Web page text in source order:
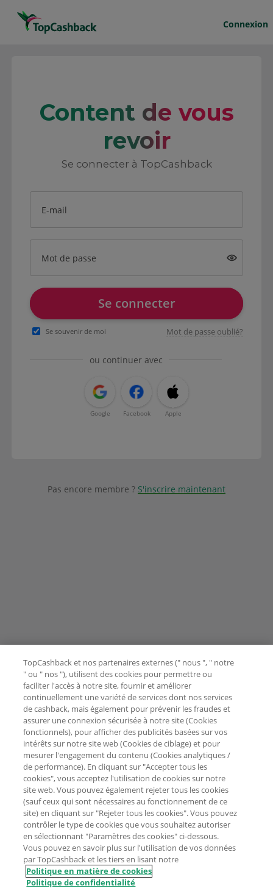
Connexion
Content de vous
revoir
Se connecter à TopCashback
E-mail
Mot de passe
Se connecter
Se souvenir de moi Mot de passe oublié?
ou continuer avec
Google Facebook Apple
Pas encore membre ? S'inscrire maintenant
TopCashback et nos partenaires externes (" nous ", " notre
" ou " nos "), utilisent des cookies pour permettre ou
faciliter l'accès à notre site, fournir et améliorer
continuellement une variété de services dont nos services
de cashback, mais également pour prévenir les fraudes et
assurer une connexion sécurisée à notre site (Cookies
fonctionnels), pour afficher des publicités basées sur vos
intérêts sur notre site web (Cookies de ciblage) et pour
mesurer l'engagement du contenu (Cookies analytiques /
de performance). En cliquant sur "Accepter tous les
cookies", vous acceptez l'utilisation de cookies sur notre
site web. Vous pouvez également rejeter tous les cookies
(sauf ceux qui sont nécessaires au fonctionnement de ce
site) en cliquant sur "Rejeter tous les cookies". Vous pouvez
contrôler le type de cookies que vous souhaitez autoriser
en sélectionnant "Paramètres des cookies" ci-dessous.
Vous pouvez en savoir plus sur l'utilisation de vos données
par TopCashback et les tiers en lisant notre
Politique en matière de cookies
Politique de confidentialité